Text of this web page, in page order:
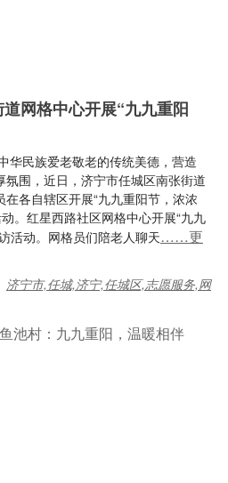
网格中心开展“九九重阳
华民族爱老敬老的传统美德，营造
围，近日，济宁市任城区南张街道
各自辖区开展“九九重阳节，浓浓
。红星西路社区网格中心开展“九九
活动。网格员们陪老人聊天……更
济宁市,任城,济宁,任城区,志愿服务,网